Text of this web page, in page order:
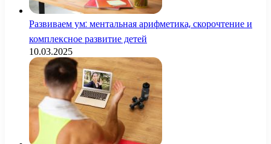
Развиваем ум: ментальная арифметика, скорочтение и
комплексное развитие детей
10.03.2025